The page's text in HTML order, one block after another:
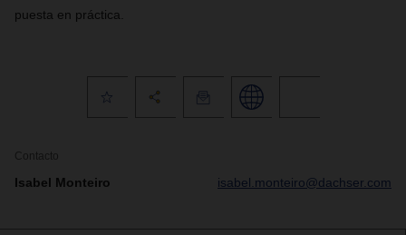
puesta en práctica.
Contacto
Isabel Monteiro isabel.monteiro@dachser.com